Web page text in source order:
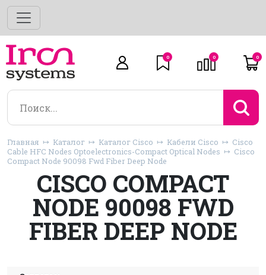
0 0 0
Главная Каталог Каталог Cisco Кабели Cisco
Cisco
Cable HFC Nodes Optoelectronics-Compact Optical Nodes
Cisco
Compact Node 90098 Fwd Fiber Deep Node
CISCO COMPACT
NODE 90098 FWD
FIBER DEEP NODE